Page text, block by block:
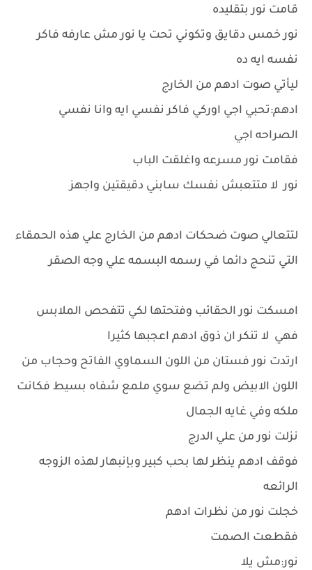
قامت نور بتقليده
نور خمس دقايق وتكوني تحت يا نور مش عارفه فاكر
نفسه ايه ده
ليأتي صوت ادهم من الخارج
ادهم:تحبي اجي اوركي فاكر نفسي ايه وانا نفسي
الصراحه اجي
فقامت نور مسرعه واغلقت الباب
نور لا متتعبش نفسك سابني دقيقتين واجهز
لتتعالي صوت ضحكات ادهم من الخارج علي هذه الحمقاء
التي تنحج دائما في رسمه البسمه علي وجه الصقر
امسكت نور الحقائب وفتحتها لكي تتفحص الملابس
فهي لا تنكر ان ذوق ادهم اعجبها كثيرا
ارتدت نور فستان من اللون السماوي الفاتح وحجاب من
اللون الابيض ولم تضع سوي ملمع شفاه بسيط فكانت
ملكه وفي غايه الجمال
نزلت نور من علي الدرج
فوقف ادهم ينظر لها بحب كبير وبإنبهار لهذه الزوجه
الرائعه
خجلت نور من نظرات ادهم
فقطعت الصمت
نور:مش يلا